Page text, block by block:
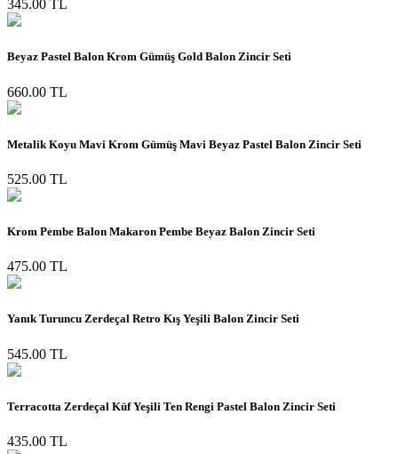
345.00 TL
Beyaz Pastel Balon Krom Gümüş Gold Balon Zincir Seti
660.00 TL
Metalik Koyu Mavi Krom Gümüş Mavi Beyaz Pastel Balon Zincir Seti
525.00 TL
Krom Pembe Balon Makaron Pembe Beyaz Balon Zincir Seti
475.00 TL
Yanık Turuncu Zerdeçal Retro Kış Yeşili Balon Zincir Seti
545.00 TL
Terracotta Zerdeçal Küf Yeşili Ten Rengi Pastel Balon Zincir Seti
435.00 TL